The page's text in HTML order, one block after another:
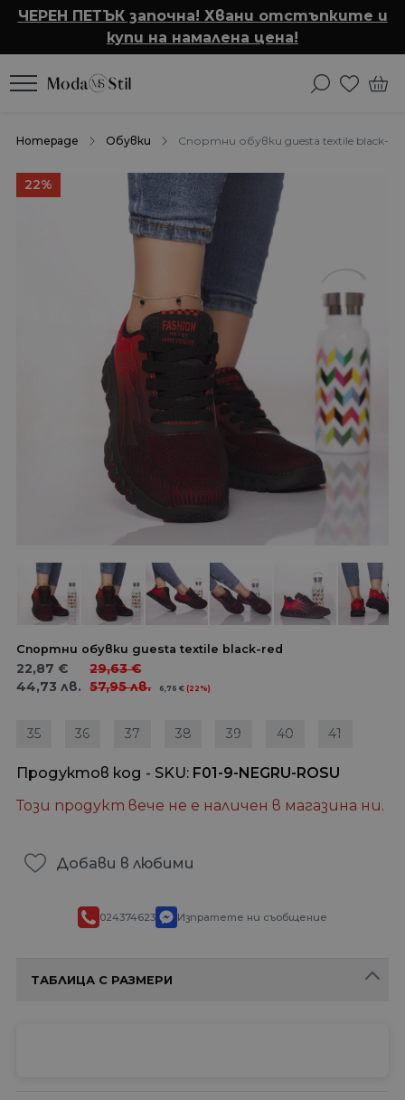
ЧЕРЕН ПЕТЪК започна! Хвани отстъпките и
купи на намалена цена!
Homepage Обувки Спортни обувки guesta textile black-red
22%
Спортни обувки guesta textile black-red
22,87 €
44,73 лв.
29,63€
57,95лв. 6,76€ (22%)
35 36 37 38 39 40 41
Продуктов код - SKU F01-9-NEGRU-ROSU
Този продукт вече не е наличен в магазина ни.
Добави в любими
024374623 Изпратете ни съобщение
ТАБЛИЦА С РАЗМЕРИ